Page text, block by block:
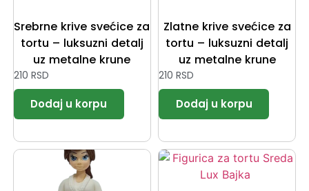
Srebrne krive svećice za
tortu – luksuzni detalj
uz metalne krune
210 RSD
Zlatne krive svećice za
tortu – luksuzni detalj
uz metalne krune
210 RSD